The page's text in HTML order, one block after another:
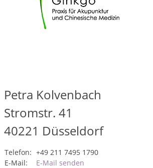
Petra Kolvenbach
Stromstr. 41
40221 Düsseldorf
Telefon: +49 211 7495 1790
E-Mail:
E-Mail senden